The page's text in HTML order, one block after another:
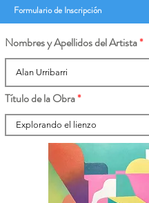
Formulario de Inscripción
Nombres y Apellidos del Artista
Título de la Obra